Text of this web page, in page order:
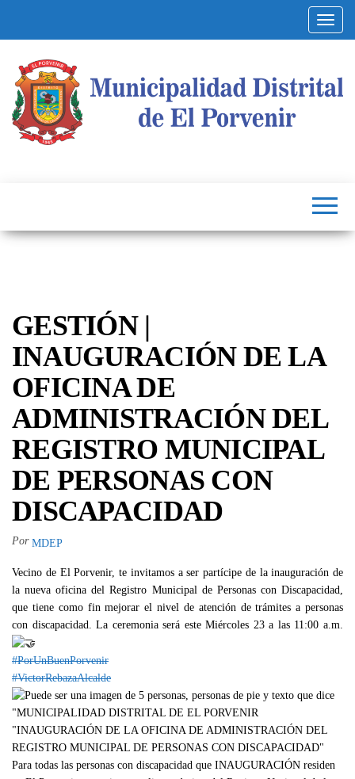
GESTIÓN |
INAUGURACIÓN DE LA
OFICINA DE
ADMINISTRACIÓN DEL
REGISTRO MUNICIPAL
DE PERSONAS CON
DISCAPACIDAD
Por MDEP
Vecino de El Porvenir, te invitamos a ser partícipe de la inauguración de
la nueva oficina del Registro Municipal de Personas con Discapacidad,
que tiene como fin mejorar el nivel de atención de trámites a personas
con discapacidad. La ceremonia será este Miércoles 23 a las 11:00 a.m.
#PorUnBuenPorvenir
#VictorRebazaAlcalde